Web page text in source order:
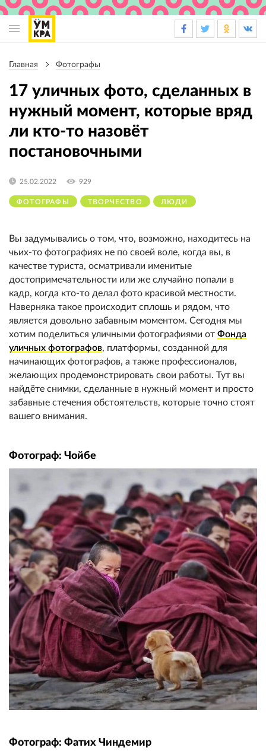
навигация
навигации
Главная Фотографы
17 уличных фото, сделанных в
нужный момент, которые вряд
ли кто-то назовёт
постановочными
ФОТОГРАФЫ ТВОРЧЕСТВО ЛЮДИ
25.02.2022 929
Вы задумывались о том, что, возможно, находитесь на
чьих-то фотографиях не по своей воле, когда вы, в
качестве туриста, осматривали именитые
достопримечательности или же случайно попали в
кадр, когда кто-то делал фото красивой местности.
Наверняка такое происходит сплошь и рядом, что
является довольно забавным моментом. Сегодня мы
хотим поделиться уличными фотографиями от Фонда
уличных фотографов, платформы, созданной для
начинающих фотографов, а также профессионалов,
желающих продемонстрировать свои работы. Тут вы
найдёте снимки, сделанные в нужный момент и просто
забавные стечения обстоятельств, которые точно стоят
вашего внимания.
Фотограф: Чойбе
Фотограф: Фатих Чиндемир